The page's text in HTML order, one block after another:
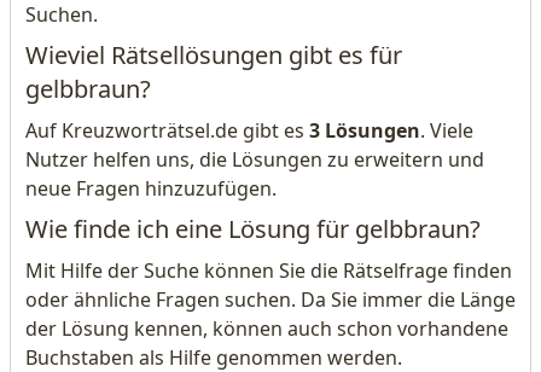
Suchen.
Wieviel Rätsellösungen gibt es für
gelbbraun?
Auf Kreuzworträtsel.de gibt es 3 Lösungen. Viele
Nutzer helfen uns, die Lösungen zu erweitern und
neue Fragen hinzuzufügen.
Wie finde ich eine Lösung für gelbbraun?
Mit Hilfe der Suche können Sie die Rätselfrage finden
oder ähnliche Fragen suchen. Da Sie immer die Länge
der Lösung kennen, können auch schon vorhandene
Buchstaben als Hilfe genommen werden.